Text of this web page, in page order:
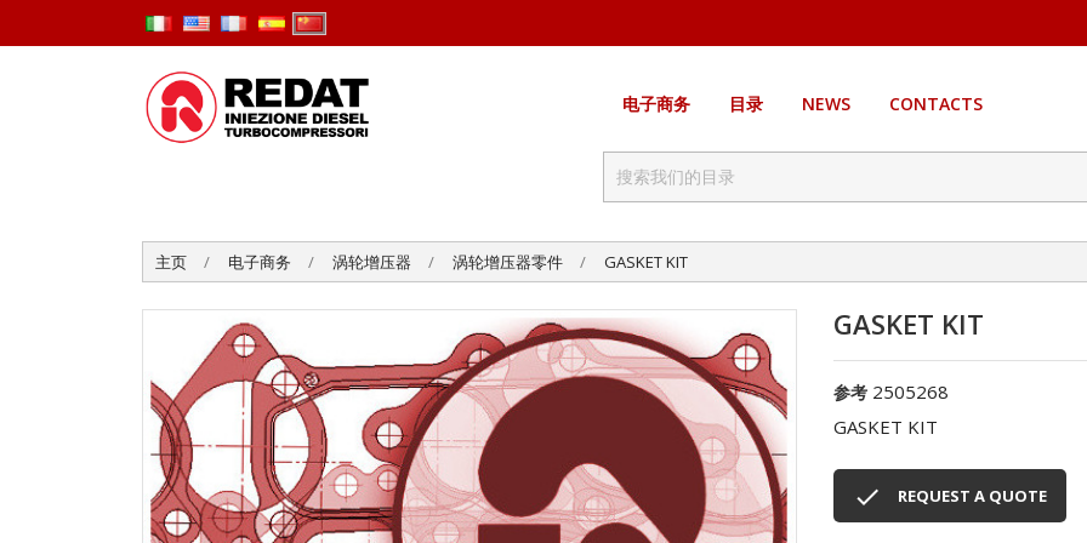
电子商务 目录 NEWS CONTACTS
主页 电子商务 涡轮增压器 涡轮增压器零件 GASKET KIT
GASKET KIT
参考 2505268
GASKET KIT
 REQUEST A QUOTE